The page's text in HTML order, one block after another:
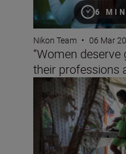
6
Nikon Team • 06 Mar
“Women
their professions
So you want to be a